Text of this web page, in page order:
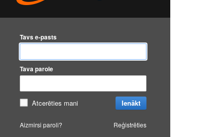
Tavs e-pasts
Tava parole
Atcerēties mani Ienākt
Aizmirsi paroli? Reģistrēties